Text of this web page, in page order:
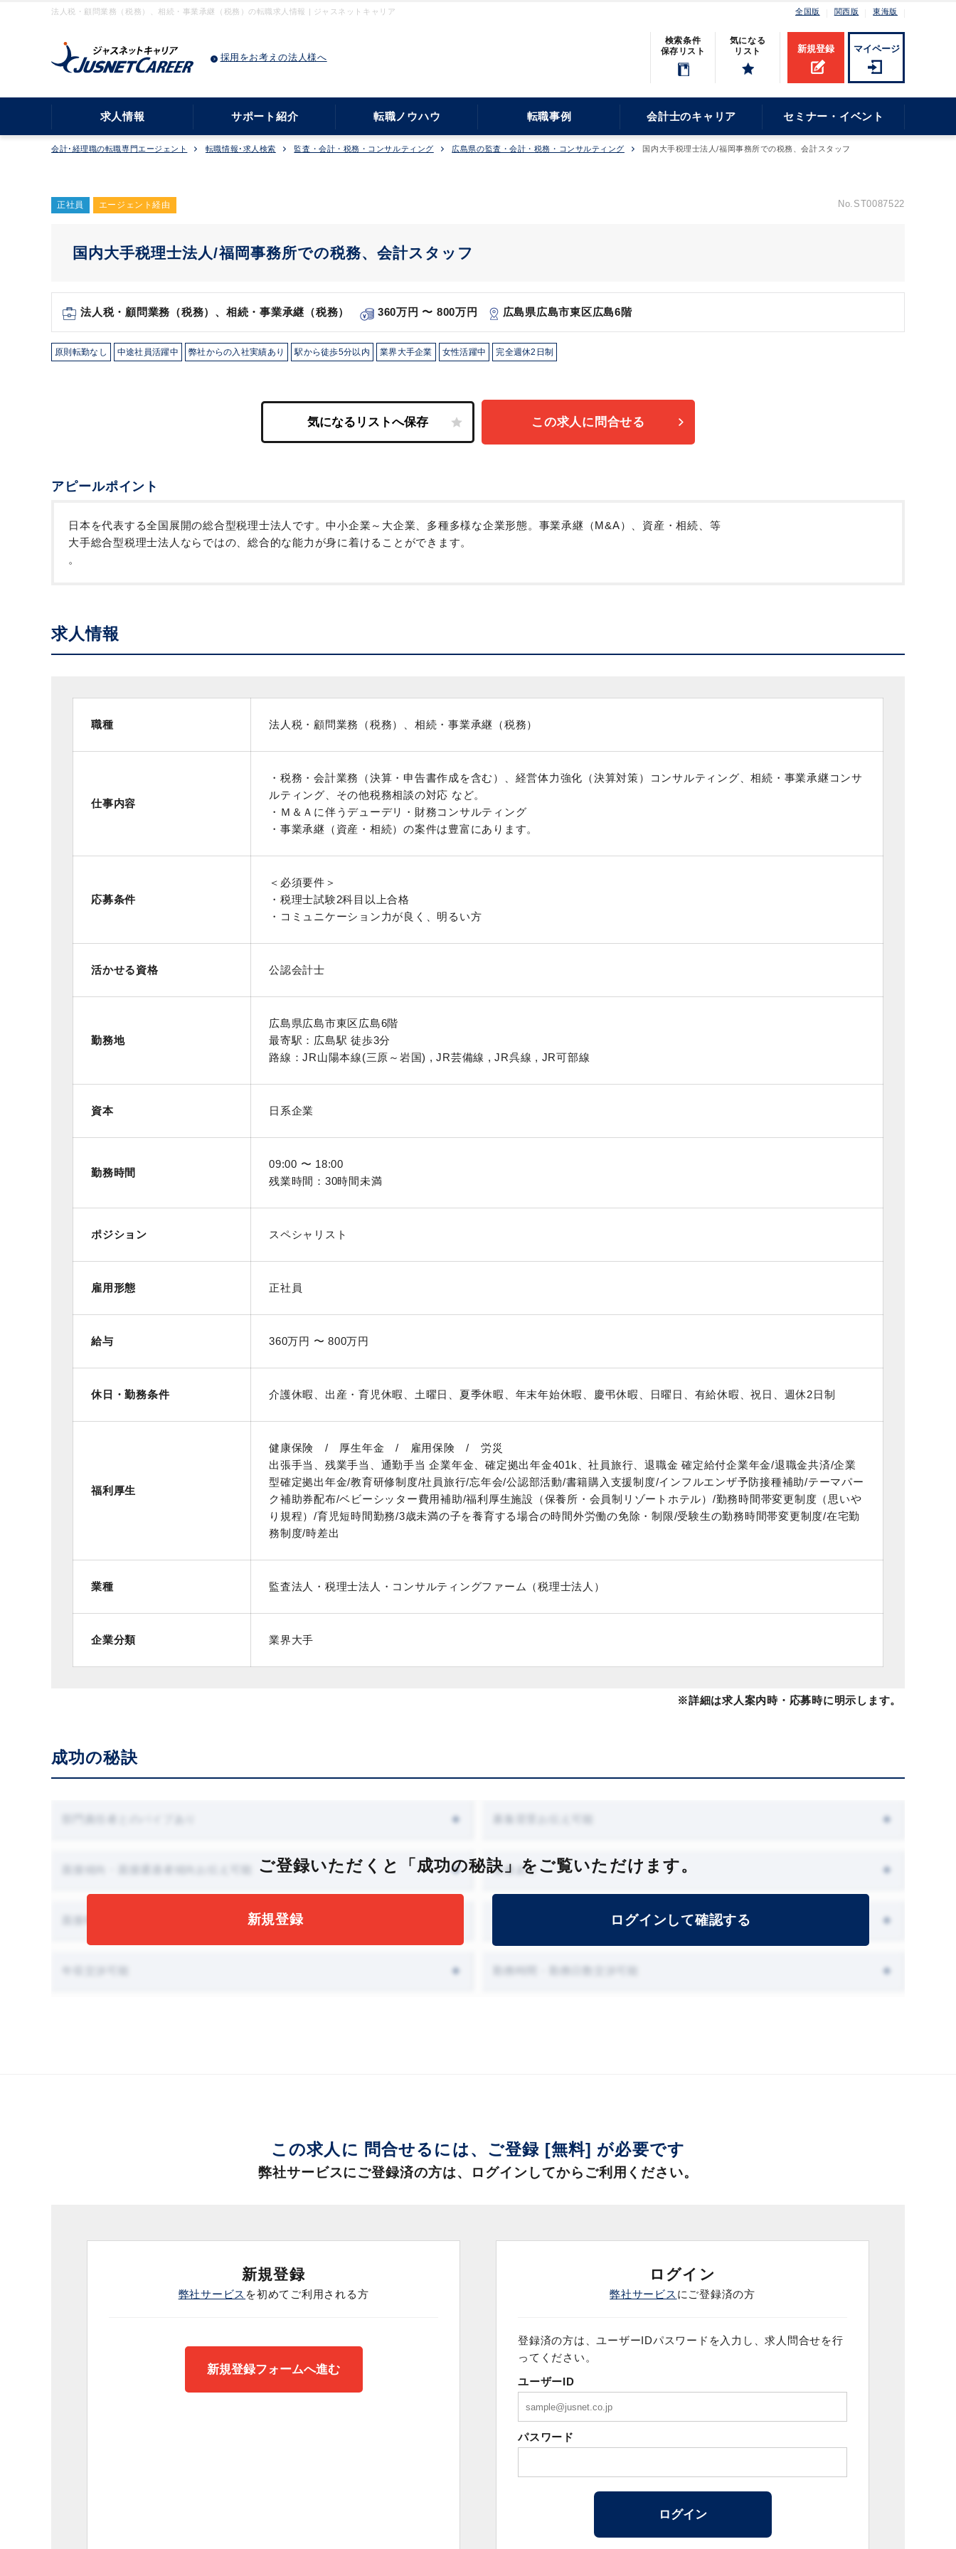
法人税・顧問業務（税務）、相続・事業承継（税務）の転職求人情報 | ジャスネットキャリア 全国版 関西版 東海版
採用をお考えの法人様へ
検索条件
保存リスト
気になる
リスト
新規登録 マイページ
求人情報 サポート紹介 転職ノウハウ 転職事例 会計士のキャリア セミナー・イベント
会計･経理職の転職専門エージェント 転職情報･求人検索 監査・会計・税務・コンサルティング 広島県の監査・会計・税務・コンサルティング 国内大手税理士法人/福岡事務所での税務、会計スタッフ
正社員 エージェント経由 No.ST0087522
国内大手税理士法人/福岡事務所での税務、会計スタッフ
法人税・顧問業務（税務）、相続・事業承継（税務） 360万円 〜 800万円 広島県広島市東区広島6階
原則転勤なし 中途社員活躍中 弊社からの入社実績あり 駅から徒歩5分以内 業界大手企業 女性活躍中 完全週休2日制
この求人に問合せる
アピールポイント
日本を代表する全国展開の総合型税理士法人です。中小企業～大企業、多種多様な企業形態。事業承継（M&A）、資産・相続、等
大手総合型税理士法人ならではの、総合的な能力が身に着けることができます。
。
求人情報
職種 法人税・顧問業務（税務）、相続・事業承継（税務）
仕事内容
・税務・会計業務（決算・申告書作成を含む）、経営体力強化（決算対策）コンサルティング、相続・事業承継コンサ
ルティング、その他税務相談の対応 など。
・Ｍ＆Ａに伴うデューデリ・財務コンサルティング
・事業承継（資産・相続）の案件は豊富にあります。
応募条件
＜必須要件＞
・税理士試験2科目以上合格
・コミュニケーション力が良く、明るい方
活かせる資格 公認会計士
勤務地
広島県広島市東区広島6階
最寄駅：広島駅 徒歩3分
路線：JR山陽本線(三原～岩国) , JR芸備線 , JR呉線 , JR可部線
資本 日系企業
勤務時間
09:00 〜 18:00
残業時間：30時間未満
ポジション スペシャリスト
雇用形態 正社員
給与 360万円 〜 800万円
休日・勤務条件 介護休暇、出産・育児休暇、土曜日、夏季休暇、年末年始休暇、慶弔休暇、日曜日、有給休暇、祝日、週休2日制
福利厚生
健康保険 / 厚生年金 / 雇用保険 / 労災
出張手当、残業手当、通勤手当 企業年金、確定拠出年金401k、社員旅行、退職金 確定給付企業年金/退職金共済/企業
型確定拠出年金/教育研修制度/社員旅行/忘年会/公認部活動/書籍購入支援制度/インフルエンザ予防接種補助/テーマパー
ク補助券配布/ベビーシッター費用補助/福利厚生施設（保養所・会員制リゾートホテル）/勤務時間帯変更制度（思いや
り規程）/育児短時間勤務/3歳未満の子を養育する場合の時間外労働の免除・制限/受験生の勤務時間帯変更制度/在宅勤
務制度/時差出
業種 監査法人・税理士法人・コンサルティングファーム（税理士法人）
企業分類 業界大手
※詳細は求人案内時・応募時に明示します。
成功の秘訣
ご登録いただくと「成功の秘訣」をご覧いただけます。
新規登録 ログインして確認する
会食あり
この求人に 問合せるには、 ご登録 [無料] が必要です
弊社サービスにご登録済の方は、 ログインしてからご利用ください。
新規登録
弊社サービス を初めてご利用される方
ログイン
弊社サービス にご登録済の方
登録済の方は、ユーザーIDパスワードを入力し、求人問合せを行
ってください。
ユーザーID
パスワード
ログイン